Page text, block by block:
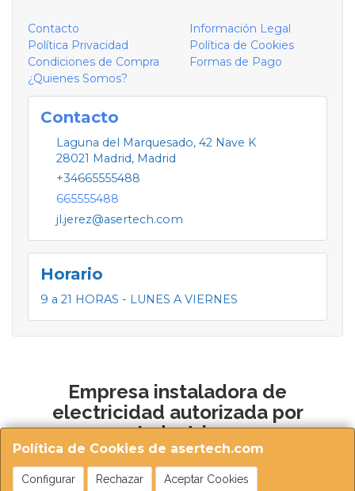
Política de Cookies de asertech.com
Configurar Rechazar Aceptar Cookies
Contacto
Información Legal
Política Privacidad
Política de Cookies
Condiciones de Compra
Formas de Pago
¿Quienes Somos?
Contacto
Laguna del Marquesado, 42 Nave K
28021 Madrid, Madrid
+34665555488
665555488
jl.jerez@asertech.com
Horario
9 a 21 HORAS - LUNES A VIERNES
Empresa instaladora de
electricidad autorizada por
Industria